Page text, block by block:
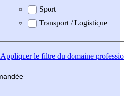
Sport
Transport / Logistique
Appliquerle filtre du domaine